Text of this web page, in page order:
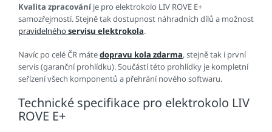
Kvalita zpracováníje pro elektrokolo LIV ROVE E+
samozřejmostí. Stejně tak dostupnost náhradních dílů a možnost
pravidelnéhoservisu elektrokola.
Navíc po celé ČR mátedopravu kola zdarma, stejně tak i první
servis (garanční prohlídku). Součástí této prohlídky je kompletní
seřízení všech komponentů a přehrání nového softwaru.
Technické specifikace pro elektrokolo LIV
ROVE E+